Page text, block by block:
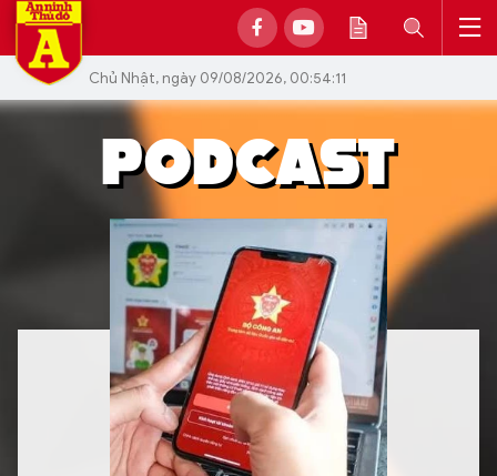
Chủ Nhật, ngày 09/08/2026, 00:54:11